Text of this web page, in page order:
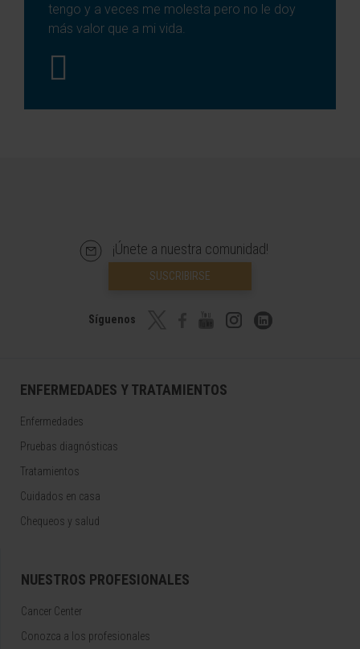
tengo y a veces me molesta pero no le doy
más valor que a mi vida.
¡Únete a nuestra comunidad!
SUSCRIBIRSE
Síguenos
ENFERMEDADES Y TRATAMIENTOS
Enfermedades
Pruebas diagnósticas
Tratamientos
Cuidados en casa
Chequeos y salud
NUESTROS PROFESIONALES
Cancer Center
Conozca a los profesionales